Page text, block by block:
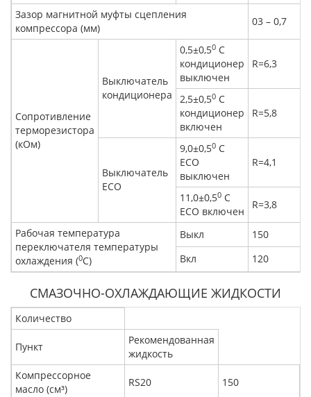
Зазор магнитной муфты сцепления
компрессора (мм)
03 – 0,7
Сопротивление
терморезистора
(кОм)
Выключатель
кондиционера
0,5±0,50 C
кондиционер
выключен
R=6,3
2,5±0,50 C
кондиционер
включен
R=5,8
Выключатель
ECO
9,0±0,50 C
ECO
выключен
R=4,1
11,0±0,50 C
ECO включен
R=3,8
Рабочая температура
переключателя температуры
охлаждения (0C)
Выкл
150
Вкл
120
СМАЗОЧНО-ОХЛАЖДАЮЩИЕ ЖИДКОСТИ
Количество
Пункт
Рекомендованная
жидкость
Компрессорное
масло (см³)
RS20 150